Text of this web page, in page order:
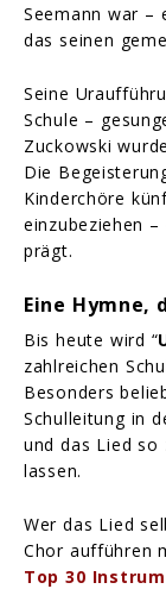
Seemann war –
das seinen
Seine
Schule –
Zuckowski
Die
Kinderchöre
einzubeziehen
prägt.
Eine Hymne,
Bis heute wird “
zahlreichen
Besonders
Schulleitung in
und das Lied so
lassen.
Wer das Lied
Chor aufführen
Top 30